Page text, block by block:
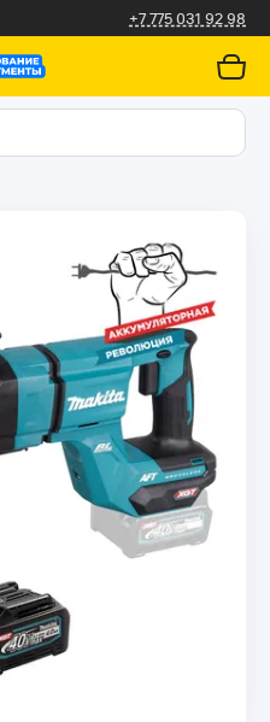
+7 775 031 92 98